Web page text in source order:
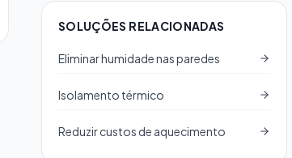
SOLUÇÕES RELACIONADAS
Eliminar humidade nas paredes
Isolamento térmico
Reduzir custos de aquecimento